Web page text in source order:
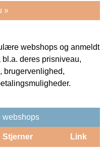
»
webshops og anmeldt
deres prisniveau,
brugervenlighed,
webshops
Stjerner Link